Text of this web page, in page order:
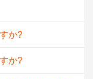
か?
か?